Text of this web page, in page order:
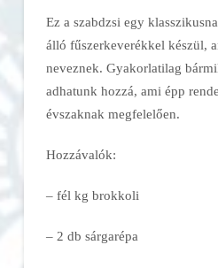
Ez a szabdzsi egy
álló fűszerkeverékkel készül,
neveznek. Gyakorlatilag
adhatunk hozzá, ami épp
évszaknak megfelelően.
Hozzávalók:
– fél kg brokkoli
– 2 db sárgarépa